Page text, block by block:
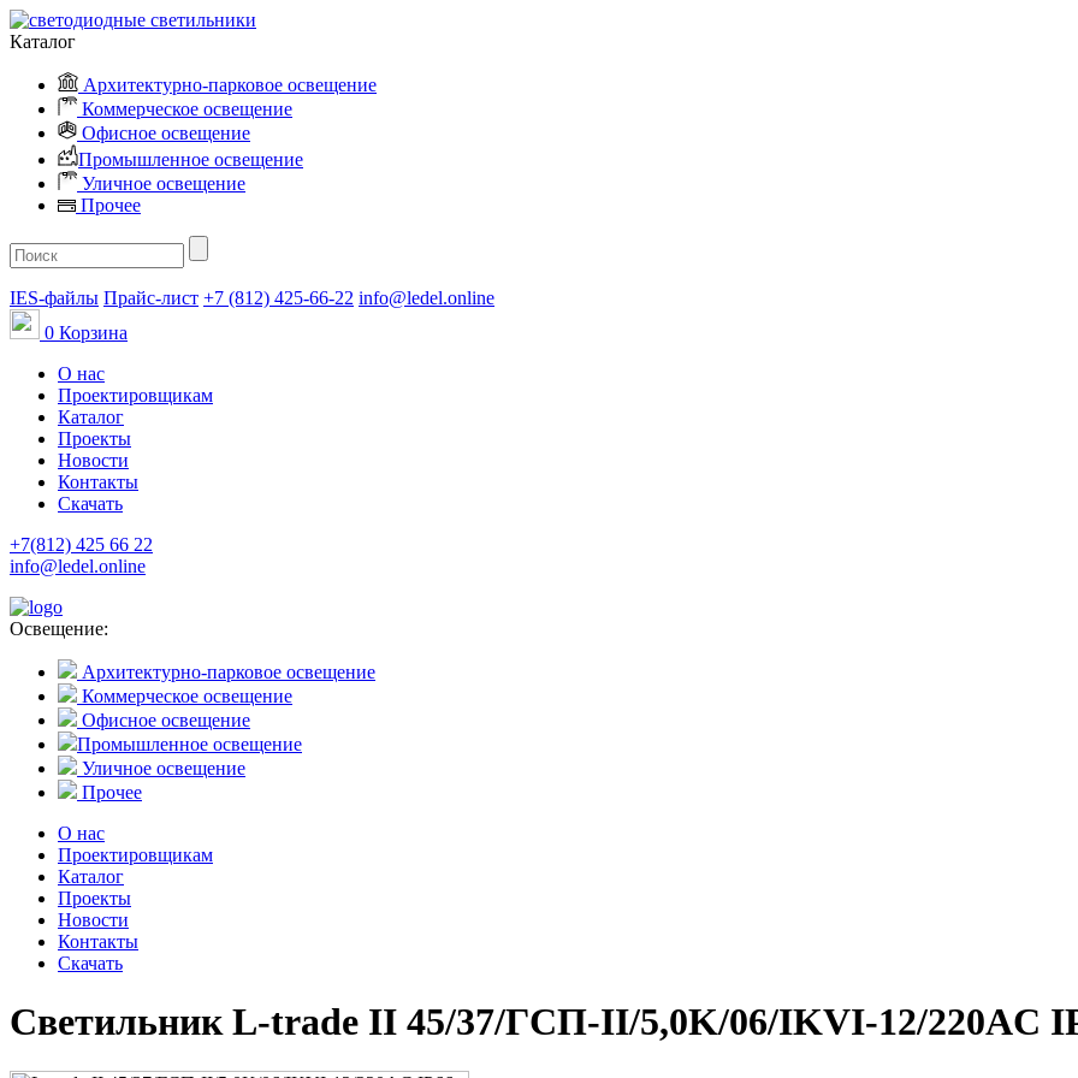
Каталог
Архитектурно-парковое освещение
Коммерческое освещение
Офисное освещение
Промышленное освещение
Уличное освещение
Прочее
IES-файлы Прайс-лист +7 (812) 425-66-22 info@ledel.online
0 Корзина
О нас
Проектировщикам
Каталог
Проекты
Новости
Контакты
Скачать
+7(812) 425 66 22
info@ledel.online
Освещение:
Архитектурно-парковое освещение
Коммерческое освещение
Офисное освещение
Промышленное освещение
Уличное освещение
Прочее
О нас
Проектировщикам
Каталог
Проекты
Новости
Контакты
Скачать
Светильник L-trade II 45/37/ГСП-II/5,0K/06/IKVI-12/220AC